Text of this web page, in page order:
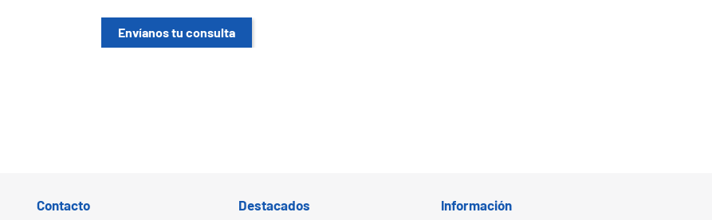
Envíanos tu consulta
Contacto Destacados Información